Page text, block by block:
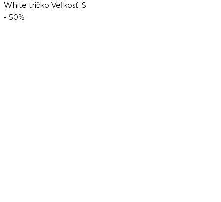
White tričko Veľkosť: S
- 50%